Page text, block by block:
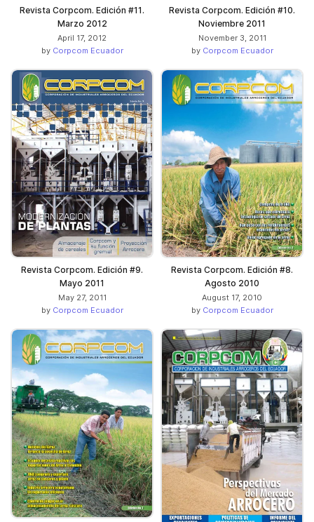
Revista Corpcom. Edición #11.
Marzo 2012
April 17, 2012
by Corpcom Ecuador
Revista Corpcom. Edición #10.
Noviembre 2011
November 3, 2011
by Corpcom Ecuador
Revista Corpcom. Edición #9.
Mayo 2011
May 27, 2011
by Corpcom Ecuador
Revista Corpcom. Edición #8.
Agosto 2010
August 17, 2010
by Corpcom Ecuador